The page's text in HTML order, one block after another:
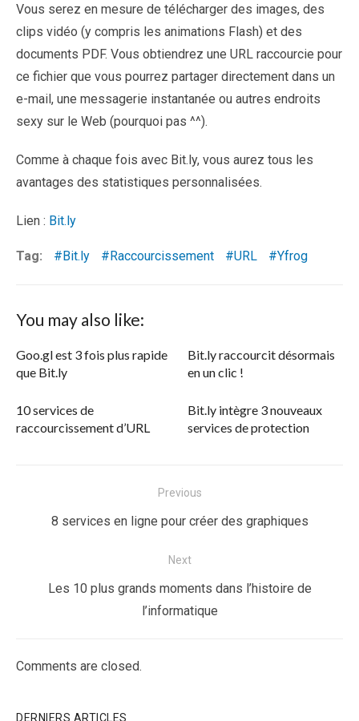
Vous serez en mesure de télécharger des images, des
clips vidéo (y compris les animations Flash) et des
documents PDF. Vous obtiendrez une URL raccourcie pour
ce fichier que vous pourrez partager directement dans un
e-mail, une messagerie instantanée ou autres endroits
sexy sur le Web (pourquoi pas ^^).
Comme à chaque fois avec Bit.ly, vous aurez tous les
avantages des statistiques personnalisées.
Lien : Bit.ly
Tag: Bit.ly Raccourcissement URL Yfrog
You may also like:
Goo.gl est 3 fois plus rapide
que Bit.ly
Bit.ly raccourcit désormais
en un clic !
10 services de
raccourcissement d’URL
Bit.ly intègre 3 nouveaux
services de protection
Previous
Previous
8 services en ligne pour créer des graphiques
Next
NextLes 10 plus grands moments dans l’histoire de
l’informatique
Comments are closed.
DERNIERS ARTICLES